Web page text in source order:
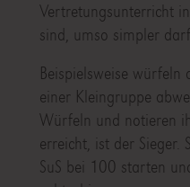
Vertretungsunterricht
sind, umso simpler
Beispielsweise
einer Kleingruppe
Würfeln und notieren
erreicht, ist der Sieger.
SuS bei 100 starten